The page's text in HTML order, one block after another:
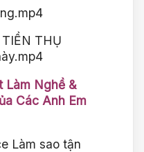
THỤ
Làm Nghề &
Các Anh Em
Làm sao tận